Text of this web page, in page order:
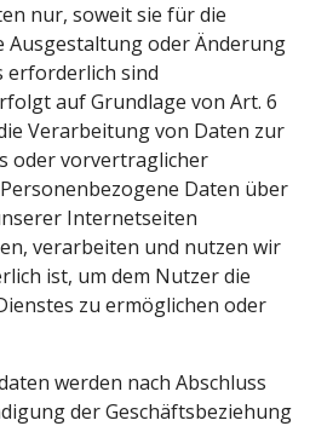
nur, soweit sie für die
Ausgestaltung oder Änderung
erforderlich sind
auf Grundlage von Art. 6
Verarbeitung von Daten zur
oder vorvertraglicher
Daten über
Internetseiten
verarbeiten und nutzen wir
ist, um dem Nutzer die
zu ermöglichen oder
werden nach Abschluss
der Geschäftsbeziehung